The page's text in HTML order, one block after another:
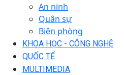
An ninh
Quân sự
Biên phòng
KHOA HỌC - CÔNG NGHỆ
QUỐC TẾ
MULTIMEDIA